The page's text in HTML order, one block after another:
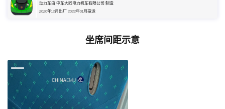
动力车由 中车大同电力机车有限公司 制造
2020年12月出厂 2022年01月投运
坐席间距示意